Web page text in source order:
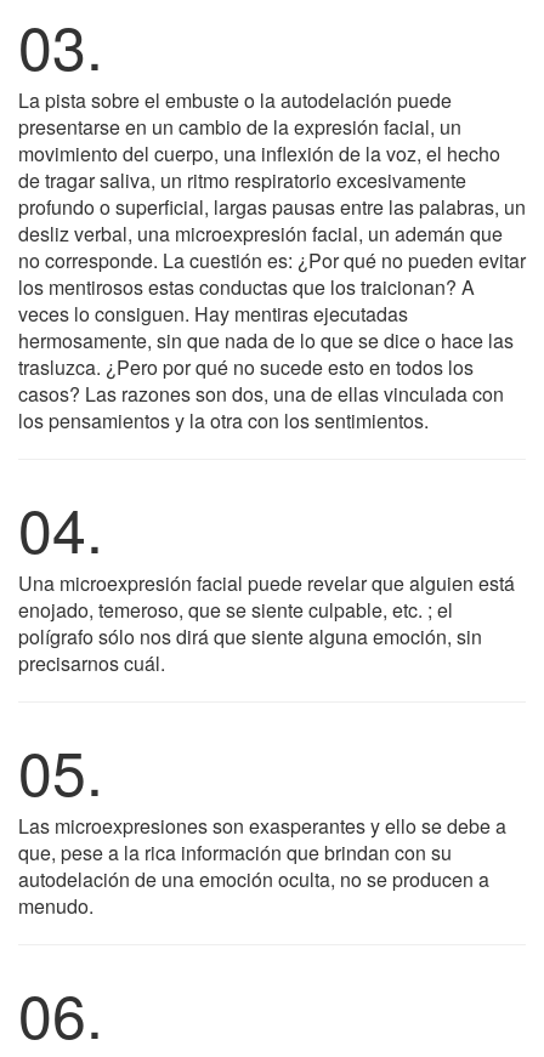
03.
La pista sobre el embuste o la autodelación puede
presentarse en un cambio de la expresión facial, un
movimiento del cuerpo, una inflexión de la voz, el hecho
de tragar saliva, un ritmo respiratorio excesivamente
profundo o superficial, largas pausas entre las palabras, un
desliz verbal, una microexpresión facial, un ademán que
no corresponde. La cuestión es: ¿Por qué no pueden evitar
los mentirosos estas conductas que los traicionan? A
veces lo consiguen. Hay mentiras ejecutadas
hermosamente, sin que nada de lo que se dice o hace las
trasluzca. ¿Pero por qué no sucede esto en todos los
casos? Las razones son dos, una de ellas vinculada con
los pensamientos y la otra con los sentimientos.
04.
Una microexpresión facial puede revelar que alguien está
enojado, temeroso, que se siente culpable, etc. ; el
polígrafo sólo nos dirá que siente alguna emoción, sin
precisarnos cuál.
05.
Las microexpresiones son exasperantes y ello se debe a
que, pese a la rica información que brindan con su
autodelación de una emoción oculta, no se producen a
menudo.
06.